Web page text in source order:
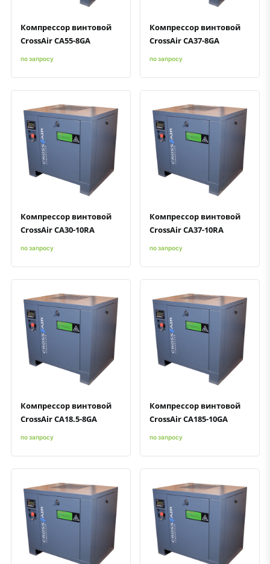
Компрессор винтовой
CrossAir CA55-8GA
по запросу
Компрессор винтовой
CrossAir CA37-8GA
по запросу
Добавить к сравнению
Добавить в избранное
Компрессор винтовой
CrossAir CA30-10RA
по запросу
Добавить к сравнению
Добавить в избранное
Компрессор винтовой
CrossAir CA37-10RA
по запросу
Добавить к сравнению
Добавить в избранное
Компрессор винтовой
CrossAir CA18.5-8GA
по запросу
Добавить к сравнению
Добавить в избранное
Компрессор винтовой
CrossAir CA185-10GA
по запросу
Добавить к сравнению
Добавить в избранное Добавить к сравнению
Добавить в избранное